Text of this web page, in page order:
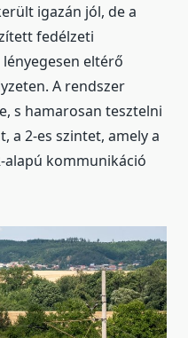
igazán jól, de a
fedélzeti
eltérő
A rendszer
s hamarosan tesztelni
a 2-es szintet, amely a
alapú kommunikáció